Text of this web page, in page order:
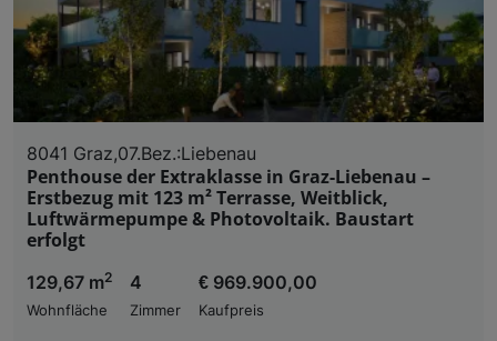
8041 Graz,07.Bez.:Liebenau
Penthouse der Extraklasse in Graz-Liebenau –
Erstbezug mit 123 m² Terrasse, Weitblick,
Luftwärmepumpe & Photovoltaik. Baustart
erfolgt
129,67 m2
Wohnfläche
4
Zimmer
€ 969.900,00
Kaufpreis